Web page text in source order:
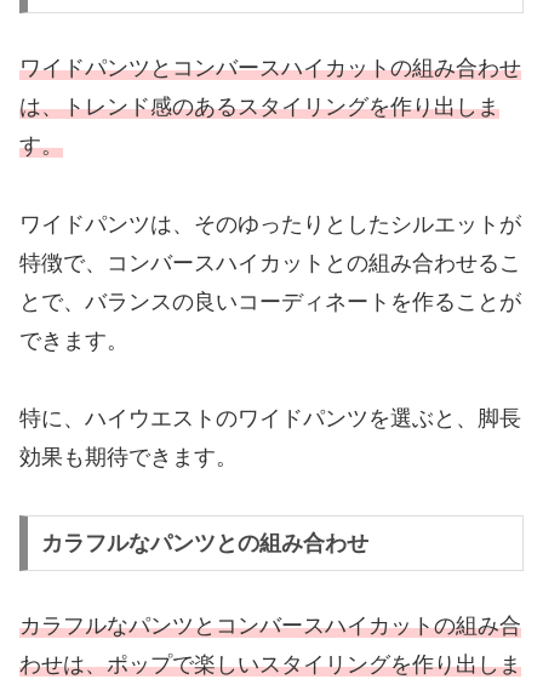
ワイドパンツとコンバースハイカットの組み合わせ
は、トレンド感のあるスタイリングを作り出しま
す。
ワイドパンツは、そのゆったりとしたシルエットが
特徴で、コンバースハイカットとの組み合わせるこ
とで、バランスの良いコーディネートを作ることが
できます。
特に、ハイウエストのワイドパンツを選ぶと、脚長
効果も期待できます。
カラフルなパンツとの組み合わせ
カラフルなパンツとコンバースハイカットの組み合
わせは、ポップで楽しいスタイリングを作り出しま